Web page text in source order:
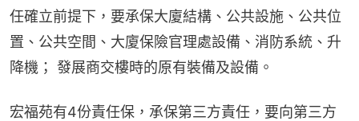
任確立前提下，要承保大廈結構、公共設施、公共位
置、公共空間、大廈保險官理處設備、消防系統、升
降機； 發展商交樓時的原有裝備及設備。
宏福苑有4份責任保，承保第三方責任，要向第三方